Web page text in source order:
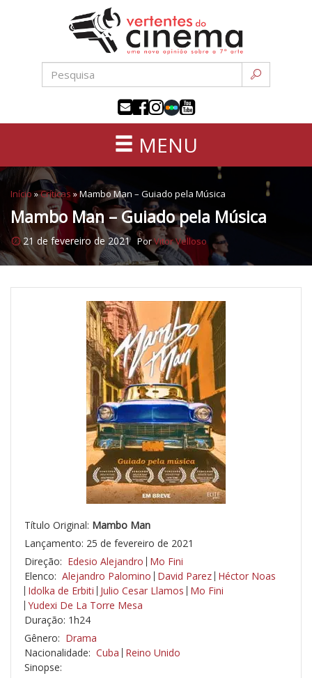
conteúdo
sétima
MENU
Início »Críticas »Mambo Man – Guiado pela Música
Mambo Man – Guiado pela Música
21 de fevereiro de 2021 PorVitor Velloso
Título Original: Mambo Man
Lançamento: 25 de fevereiro de 2021
Direção: Edesio Alejandro Mo Fini
Elenco: Alejandro Palomino David Parez Héctor Noas
Idolka de Erbiti Julio Cesar Llamos Mo Fini
Yudexi De La Torre Mesa
Duração: 1h24
Gênero: Drama
Nacionalidade: Cuba Reino Unido
Sinopse: